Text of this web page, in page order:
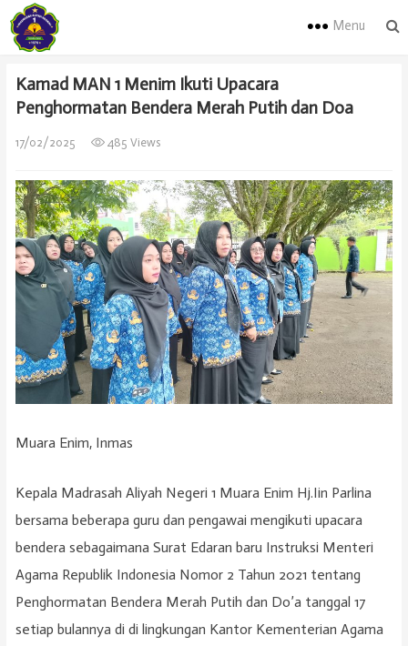
Menu
Kamad MAN 1 Menim Ikuti Upacara
Penghormatan Bendera Merah Putih dan Doa
17/02/2025 485 Views
Muara Enim, Inmas
Kepala Madrasah Aliyah Negeri 1 Muara Enim Hj.Iin Parlina
bersama beberapa guru dan pengawai mengikuti upacara
bendera sebagaimana Surat Edaran baru Instruksi Menteri
Agama Republik Indonesia Nomor 2 Tahun 2021 tentang
Penghormatan Bendera Merah Putih dan Do’a tanggal 17
setiap bulannya di di lingkungan Kantor Kementerian Agama